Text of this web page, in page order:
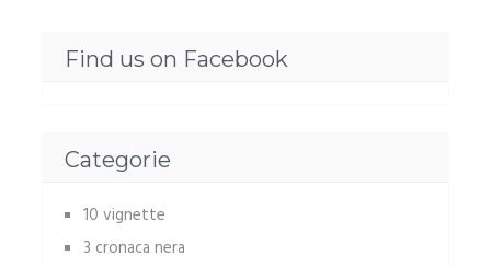
Find us on Facebook
Categorie
10 vignette
3 cronaca nera